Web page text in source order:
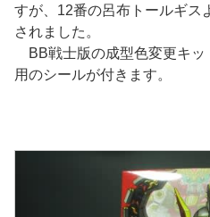
すが、12番の呂布トールギス
されました。
BB戦士版の成型色変更キッ
用のシールが付きます。